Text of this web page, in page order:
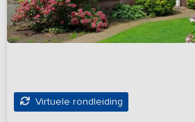
Virtuele rondleiding